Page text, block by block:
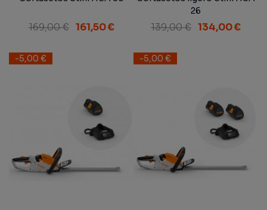
169,00 € 161,50 €
26
139,00 € 134,00 €
-5,00 € -5,00 €